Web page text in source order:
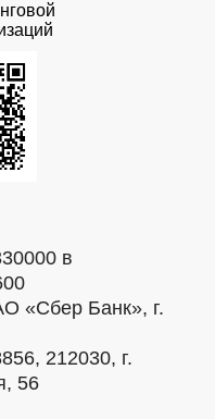
в
«Сбер Банк», г.
212030, г.
56